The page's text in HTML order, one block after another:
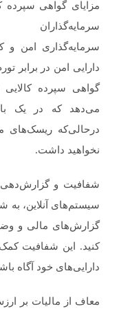
مزایای گواهی سپرده
سرمایه‌گذاران
سرمایه‌گذاری امن و
دارایی امن در برابر
گواهی سپرده
می‌دهد که در یک
درحالی‌که ریسک‌های
نخواهید داشت.
شفافیت و گزارش‌دهی
سیستم‌های آنلاین، به
گزارش‌های مالی و
کنید. این شفافیت
دارایی‌های خود آگاه
معاف از مالیات بر